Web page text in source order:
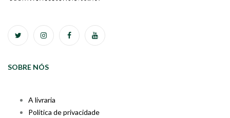
SOBRE NÓS
A livraria
Política de privacidade